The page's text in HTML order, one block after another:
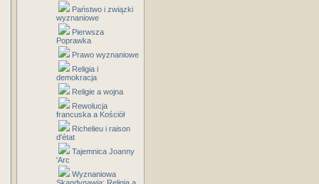
Państwo i związki
wyznaniowe
Pierwsza
Poprawka
Prawo wyznaniowe
Religia i
demokracja
Religie a wojna
Rewolucja
francuska a Kościół
Richelieu i raison
d'état
Tajemnica Joanny
'Arc
Wyznaniowa